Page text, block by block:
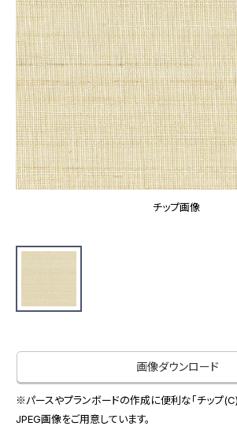
ブランド・コレクション
Lilycolor Coordinate 着せ替えシミュレーショ
カーテン
床材
サステナブル商品
ノンワックス床タイル
壁紙機能性ガイド
施工事例 トップ
医療・福祉施設
ホテル・オフィス・店舗
モデルハウス
新築戸建・マンション
#リリカラのある暮らし
リリカラノート
ショールーム
ショールーム トップ
東京ショールーム
大阪ショールーム
お客様サポート
お客様サポート トップ
動画一覧
お手入れ便利帳
お問い合わせ（一般のお客様）
インテリア事業
スペースソリューション事業
オフィスソリューション事業
ファシリティソリューション事業
会社情報
会社情報
チップ画像
画像ダウンロード
※パースやプランボードの作成に便利な「チップ(C)
JPEG画像をご用意しています。